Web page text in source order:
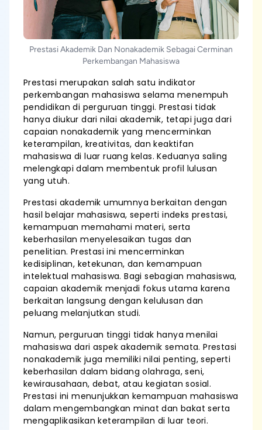
Prestasi Akademik Dan Nonakademik Sebagai Cerminan
Perkembangan Mahasiswa
Prestasi merupakan salah satu indikator
perkembangan mahasiswa selama menempuh
pendidikan di perguruan tinggi. Prestasi tidak
hanya diukur dari nilai akademik, tetapi juga dari
capaian nonakademik yang mencerminkan
keterampilan, kreativitas, dan keaktifan
mahasiswa di luar ruang kelas. Keduanya saling
melengkapi dalam membentuk profil lulusan
yang utuh.
Prestasi akademik umumnya berkaitan dengan
hasil belajar mahasiswa, seperti indeks prestasi,
kemampuan memahami materi, serta
keberhasilan menyelesaikan tugas dan
penelitian. Prestasi ini mencerminkan
kedisiplinan, ketekunan, dan kemampuan
intelektual mahasiswa. Bagi sebagian mahasiswa,
capaian akademik menjadi fokus utama karena
berkaitan langsung dengan kelulusan dan
peluang melanjutkan studi.
Namun, perguruan tinggi tidak hanya menilai
mahasiswa dari aspek akademik semata. Prestasi
nonakademik juga memiliki nilai penting, seperti
keberhasilan dalam bidang olahraga, seni,
kewirausahaan, debat, atau kegiatan sosial.
Prestasi ini menunjukkan kemampuan mahasiswa
dalam mengembangkan minat dan bakat serta
mengaplikasikan keterampilan di luar teori.